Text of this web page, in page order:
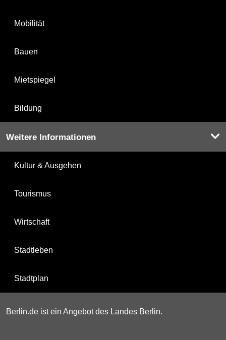
Mobilität
Bauen
Mietspiegel
Bildung
Weitere Informationen
Kultur & Ausgehen
Tourismus
Wirtschaft
Stadtleben
Stadtplan
Berlin.de ist ein Angebot des Landes Berlin.